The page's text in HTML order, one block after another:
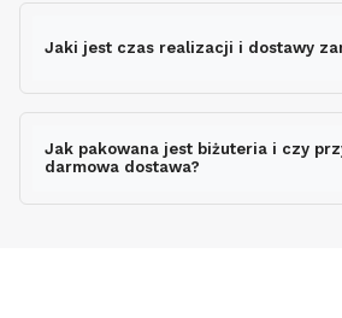
wysyłki
Jaki jest czas realizacji i dostawy
Jak pakowana jest biżuteria i czy
darmowa dostawa?